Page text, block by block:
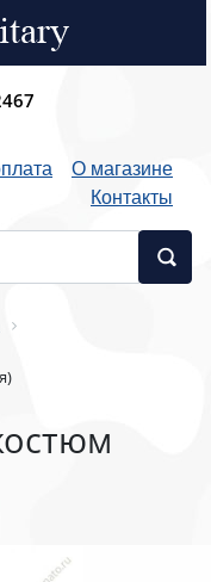
О магазине
Контакты